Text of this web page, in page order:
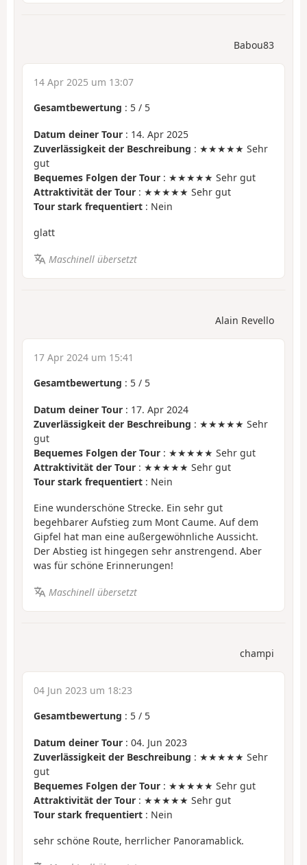
Babou83
14 Apr 2025 um 13:07
Gesamtbewertung : 5 / 5
Datum deiner Tour : 14. Apr 2025
Zuverlässigkeit der Beschreibung : ★★★★★ Sehr
gut
Bequemes Folgen der Tour : ★★★★★ Sehr gut
Attraktivität der Tour : ★★★★★ Sehr gut
Tour stark frequentiert : Nein
glatt
Maschinell übersetzt
Alain Revello
17 Apr 2024 um 15:41
Gesamtbewertung : 5 / 5
Datum deiner Tour : 17. Apr 2024
Zuverlässigkeit der Beschreibung : ★★★★★ Sehr
gut
Bequemes Folgen der Tour : ★★★★★ Sehr gut
Attraktivität der Tour : ★★★★★ Sehr gut
Tour stark frequentiert : Nein
Eine wunderschöne Strecke. Ein sehr gut
begehbarer Aufstieg zum Mont Caume. Auf dem
Gipfel hat man eine außergewöhnliche Aussicht.
Der Abstieg ist hingegen sehr anstrengend. Aber
was für schöne Erinnerungen!
Maschinell übersetzt
champi
04 Jun 2023 um 18:23
Gesamtbewertung : 5 / 5
Datum deiner Tour : 04. Jun 2023
Zuverlässigkeit der Beschreibung : ★★★★★ Sehr
gut
Bequemes Folgen der Tour : ★★★★★ Sehr gut
Attraktivität der Tour : ★★★★★ Sehr gut
Tour stark frequentiert : Nein
sehr schöne Route, herrlicher Panoramablick.